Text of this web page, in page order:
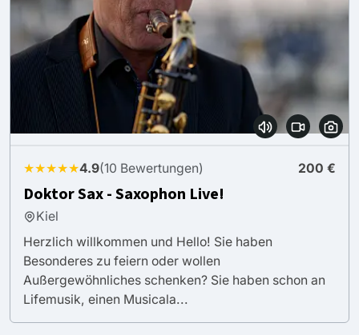
★★★★★4.9(10 Bewertungen) 200 €
Doktor Sax - Saxophon Live!
Kiel
Herzlich willkommen und Hello! Sie haben
Besonderes zu feiern oder wollen
Außergewöhnliches schenken? Sie haben schon an
Lifemusik, einen Musicala...